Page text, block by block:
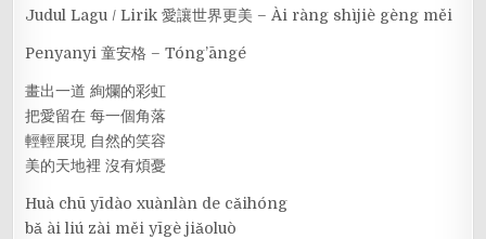
Judul Lagu / Lirik 愛讓世界更美 – Ài ràng shìjiè gèng měi
Penyanyi 童安格 – Tóng’āngé
畫出一道 絢爛的彩虹
把愛留在 每一個角落
輕輕展現 自然的笑容
美的天地裡 沒有煩憂
Huà chū yīdào xuànlàn de cǎihóng
bǎ ài liú zài měi yīgè jiǎoluò